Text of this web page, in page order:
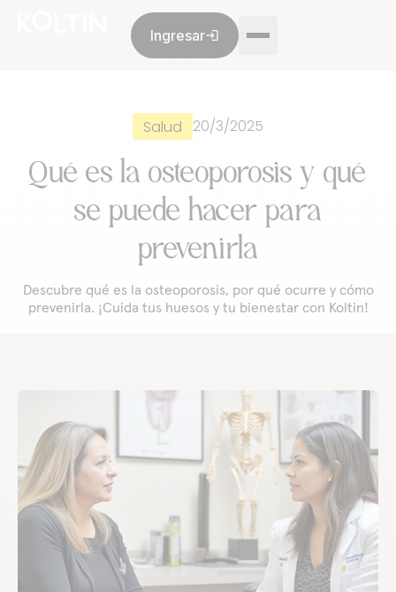
Ingresarlogin
MembresíaOpiniones
Ventas: +52 55 8993 9299
De lunes a viernes de 9 a.m. a 6 p.m.
Servicio al cliente:+52 55 8993 9299
De lunes a viernes de 9 a.m. a 6 p.m.
¿Es una emergencia? Atención todos los días, las 24
Salud 20/3/2025
Qué es la osteoporosis y qué
se puede hacer para
prevenirla
Descubre qué es la osteoporosis, por qué ocurre y cómo
prevenirla. ¡Cuida tus huesos y tu bienestar con Koltin!